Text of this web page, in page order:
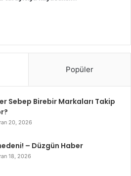
Popüler
Sebep Birebir Markaları Takip
20, 2026
– Düzgün Haber
18, 2026